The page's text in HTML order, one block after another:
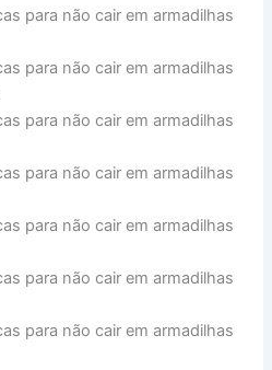
para não cair em armadilhas
para não cair em armadilhas
para não cair em armadilhas
para não cair em armadilhas
para não cair em armadilhas
para não cair em armadilhas
para não cair em armadilhas